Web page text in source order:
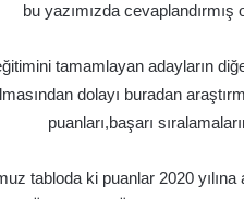
bu yazımızda cevaplandırmış
tamamlayan adayların
dolayı buradan
puanları,başarı
tabloda ki puanlar 2020